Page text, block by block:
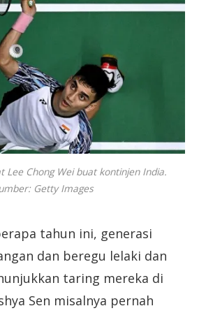
Lee Chong Wei buat kontinjen India.
Getty Images
tahun ini, generasi
dan beregu lelaki dan
taring mereka di
Sen misalnya pernah